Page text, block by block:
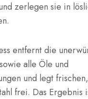
zerlegen sie in
entfernt die
alle Öle und
und legt
frei. Das Ergebnis